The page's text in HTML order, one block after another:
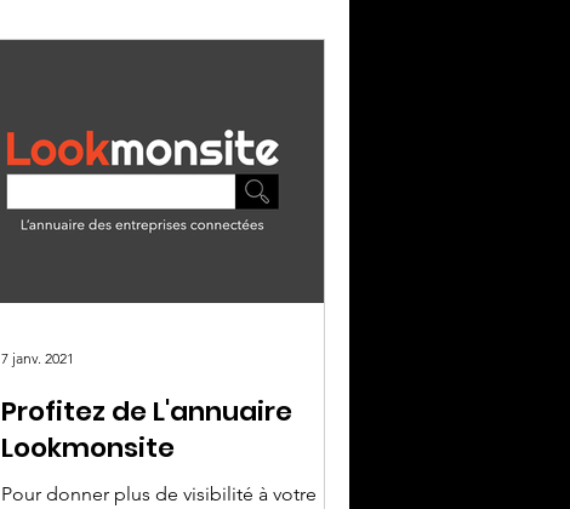
Profitez de L'annuaire
Lookmonsite
Pour donner plus de visibilité à votre
7 janv. 2021